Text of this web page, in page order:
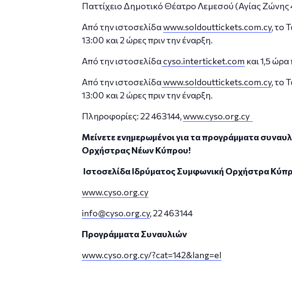
Παττίχειο Δημοτικό Θέατρο Λεμεσού (Αγίας
Από την ιστοσελίδαwww.soldouttickets.com.cy, το
13:00 και 2 ώρες πριν την έναρξη.
Aπό την ιστοσελίδα cyso.interticket.com και 1,5 ώρα
Από την ιστοσελίδαwww.soldouttickets.com.cy, το
13:00 και 2 ώρες πριν την έναρξη.
Πληροφορίες: 22 463144,www.cyso.org.cy
Μείνετε ενημερωμένοι για τα προγράμματα
Ορχήστρας Νέων Κύπρου!
Iστοσελίδα Ιδρύματος Συμφωνική Ορχήστρα
www.cyso.org.cy
info@cyso.org.cy, 22 463144
Προγράμματα Συναυλιών
www.cyso.org.cy/?cat=142&lang=el